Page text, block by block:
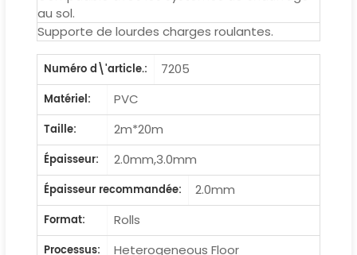
au sol.
Supporte de lourdes charges roulantes.
Numéro d\'article.:
7205
Matériel:
PVC
Taille:
2m*20m
Épaisseur:
2.0mm,3.0mm
Épaisseur recommandée:
2.0mm
Format:
Rolls
Processus:
Heterogeneous Floor